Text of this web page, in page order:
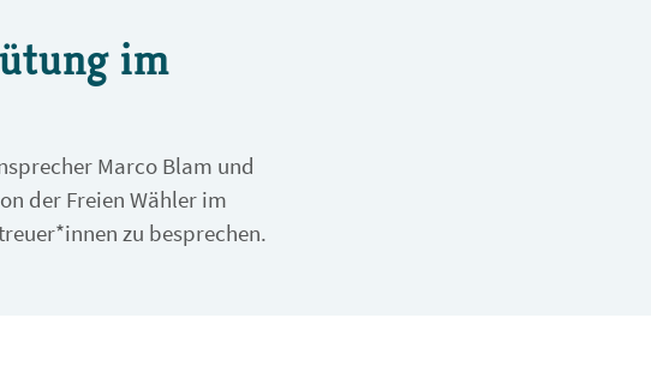
im
Marco Blam und
der Freien Wähler im
zu besprechen.